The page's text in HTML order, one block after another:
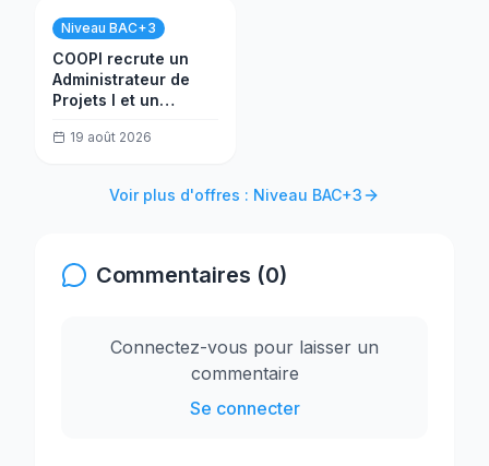
Niveau BAC+3
COOPI recrute un
Administrateur de
Projets I et un
19 août 2026
Voir plus d'offres : Niveau BAC+3
Commentaires (0)
Connectez-vous pour laisser un
commentaire
Se connecter